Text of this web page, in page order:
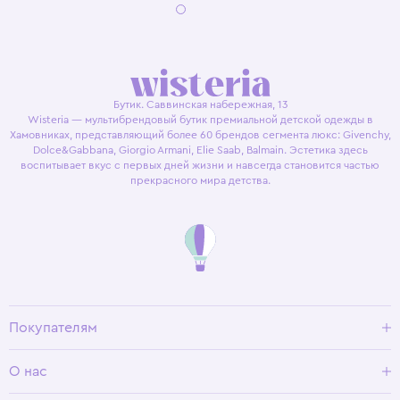
Бутик. Саввинская набережная, 13
Wisteria — мультибрендовый бутик премиальной детской одежды в
Хамовниках, представляющий более 60 брендов сегмента люкс: Givenchy,
Dolce&Gabbana, Giorgio Armani, Elie Saab, Balmain. Эстетика здесь
воспитывает вкус с первых дней жизни и навсегда становится частью
прекрасного мира детства.
Покупателям
Условия возврата
О нас